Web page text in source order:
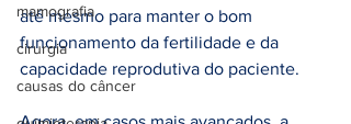
mamografia
cirurgia
causas do câncer
até mesmo para manter o bom
funcionamento da fertilidade e da
capacidade reprodutiva do paciente.